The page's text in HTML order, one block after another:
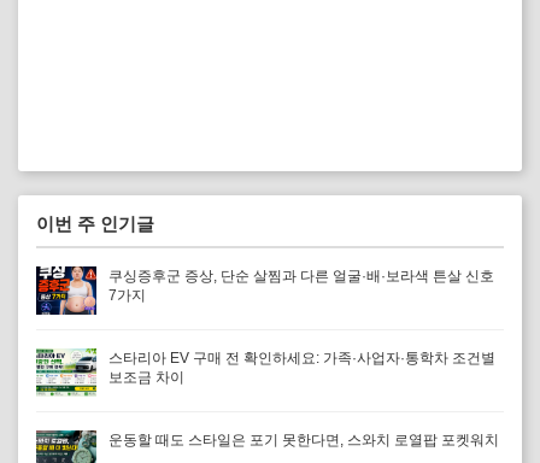
이번 주 인기글
쿠싱증후군 증상, 단순 살찜과 다른 얼굴·배·보라색 튼살 신호
7가지
스타리아 EV 구매 전 확인하세요: 가족·사업자·통학차 조건별
보조금 차이
운동할 때도 스타일은 포기 못한다면, 스와치 로열팝 포켓워치